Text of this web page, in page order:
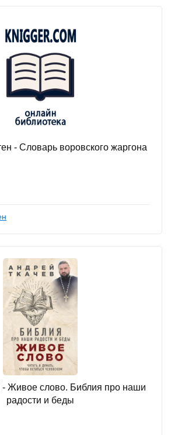
- Словарь воровского жаргона
- Живое слово. Библия про наши
радости и беды